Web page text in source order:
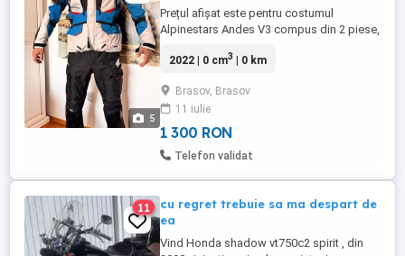
5
Prețul afișat este pentru costumul
Alpinestars Andes V3 compus din 2 piese,
achiziționați separat! Costum Alpinestars
mărimea M -3 sezoane ( încă un strat
interior ( termic) 800ron Pantaloni mărimea
L -3 sezoane încă un strat ...
2022 | 0 cm3 | 0 km
Brasov, Brasov
11 iulie
1 300 RON
Telefon validat
11
cu regret trebuie sa ma despart de
ea
Vind Honda shadow vt750c2 spirit , din